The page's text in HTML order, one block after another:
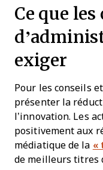
Ce que
exiger
Pour les conseils
présenter la
l’innovation. Les
positivement aux
médiatique de la «
de meilleurs titres